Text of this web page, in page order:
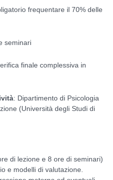
frequentare il 70% delle
seminari
finale complessiva in
: Dipartimento di Psicologia
(Università degli Studi di
di lezione e 8 ore di seminari)
e modelli di valutazione.